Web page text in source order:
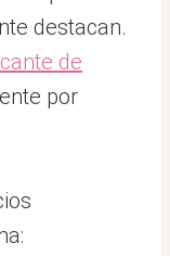
destacan.
de
por